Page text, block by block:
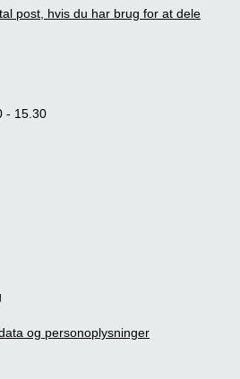
post, hvis du har brug for at dele
- 15.30
og personoplysninger